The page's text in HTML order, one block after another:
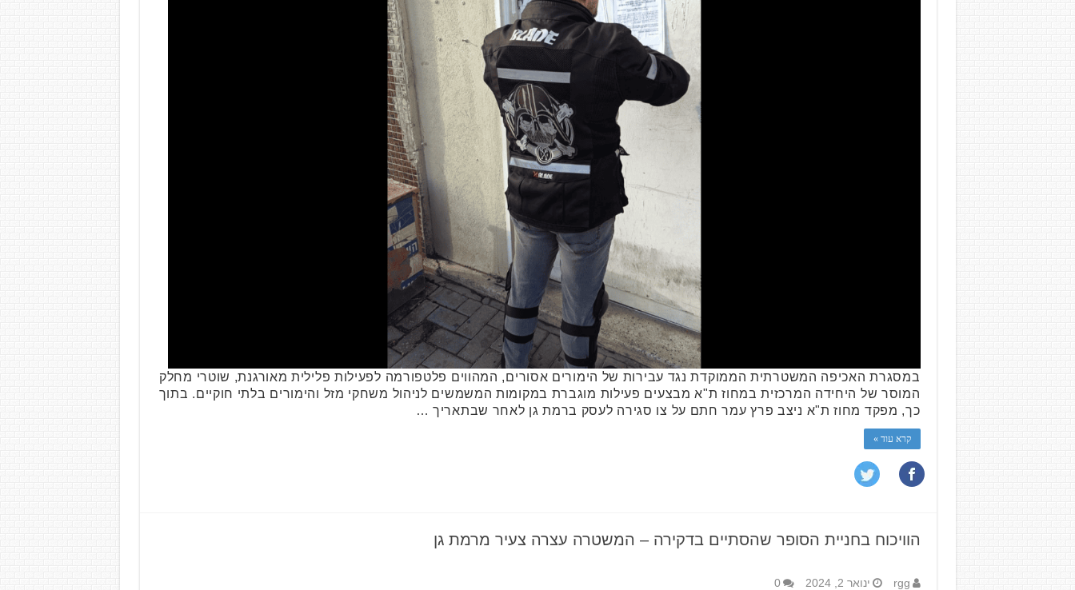
במסגרת האכיפה המשטרתית הממוקדת נגד עבירות של הימורים אסורים, המהווים פלטפורמה לפעילות פלילית מאורגנת, שוטרי מחלק
המוסר של היחידה המרכזית במחוז ת"א מבצעים פעילות מוגברת במקומות המשמשים לניהול משחקי מזל והימורים בלתי חוקיים. בתוך
כך, מפקד מחוז ת"א ניצב פרץ עמר חתם על צו סגירה לעסק ברמת גן לאחר שבתאריך …
קרא עוד »
הוויכוח בחניית הסופר שהסתיים בדקירה – המשטרה עצרה צעיר מרמת גן
rgg ינואר 2, 2024 0